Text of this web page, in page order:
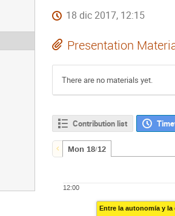
18 dic 2017, 12:15
Presentation
There are no materials yet.
Contribution list
Mon 18/12
12:00
Entre la autonomía y